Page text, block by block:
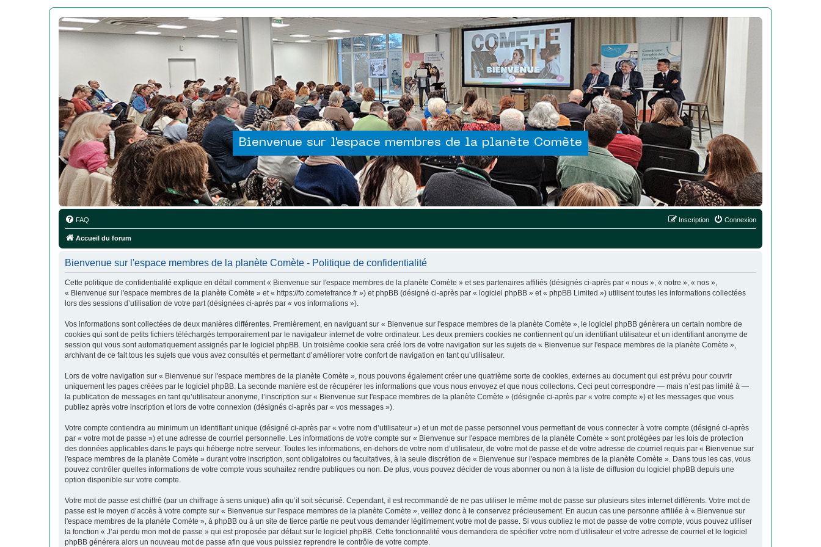
Bienvenue sur l'espace membres de la planète Comète
FAQ Connexion
Inscription
Accueil du forum
Bienvenue sur l'espace membres de la planète Comète - Politique de confidentialité
Cette politique de confidentialité explique en détail comment « Bienvenue sur l'espace membres de la planète Comète » et ses partenaires affiliés (désignés ci-après par « nous », « notre », « nos »,
« Bienvenue sur l'espace membres de la planète Comète » et « https://fo.cometefrance.fr ») et phpBB (désigné ci-après par « logiciel phpBB » et « phpBB Limited ») utilisent toutes les informations collectées
lors des sessions d’utilisation de votre part (désignées ci-après par « vos informations »).
Vos informations sont collectées de deux manières différentes. Premièrement, en naviguant sur « Bienvenue sur l'espace membres de la planète Comète », le logiciel phpBB génèrera un certain nombre de
cookies qui sont de petits fichiers téléchargés temporairement par le navigateur internet de votre ordinateur. Les deux premiers cookies ne contiennent qu’un identifiant utilisateur et un identifiant anonyme de
session qui vous sont automatiquement assignés par le logiciel phpBB. Un troisième cookie sera créé lors de votre navigation sur les sujets de « Bienvenue sur l'espace membres de la planète Comète »,
archivant de ce fait tous les sujets que vous avez consultés et permettant d’améliorer votre confort de navigation en tant qu’utilisateur.
Lors de votre navigation sur « Bienvenue sur l'espace membres de la planète Comète », nous pouvons également créer une quatrième sorte de cookies, externes au document qui est prévu pour couvrir
uniquement les pages créées par le logiciel phpBB. La seconde manière est de récupérer les informations que vous nous envoyez et que nous collectons. Ceci peut correspondre — mais n’est pas limité à —
la publication de messages en tant qu’utilisateur anonyme, l’inscription sur « Bienvenue sur l'espace membres de la planète Comète » (désignée ci-après par « votre compte ») et les messages que vous
publiez après votre inscription et lors de votre connexion (désignés ci-après par « vos messages »).
Votre compte contiendra au minimum un identifiant unique (désigné ci-après par « votre nom d’utilisateur ») et un mot de passe personnel vous permettant de vous connecter à votre compte (désigné ci-après
par « votre mot de passe ») et une adresse de courriel personnelle. Les informations de votre compte sur « Bienvenue sur l'espace membres de la planète Comète » sont protégées par les lois de protection
des données applicables dans le pays qui héberge notre serveur. Toutes les informations, en-dehors de votre nom d’utilisateur, de votre mot de passe et de votre adresse de courriel requis par « Bienvenue sur
l'espace membres de la planète Comète » durant votre inscription, sont obligatoires ou facultatives, à la seule discrétion de « Bienvenue sur l'espace membres de la planète Comète ». Dans tous les cas, vous
pouvez contrôler quelles informations de votre compte vous souhaitez rendre publiques ou non. De plus, vous pouvez décider de vous abonner ou non à la liste de diffusion du logiciel phpBB depuis une
option disponible sur votre compte.
Votre mot de passe est chiffré (par un chiffrage à sens unique) afin qu’il soit sécurisé. Cependant, il est recommandé de ne pas utiliser le même mot de passe sur plusieurs sites internet différents. Votre mot de
passe est le moyen d’accès à votre compte sur « Bienvenue sur l'espace membres de la planète Comète », veillez donc à le conservez précieusement. En aucun cas une personne affiliée à « Bienvenue sur
l'espace membres de la planète Comète », à phpBB ou à un site de tierce partie ne peut vous demander légitimement votre mot de passe. Si vous oubliez le mot de passe de votre compte, vous pouvez utiliser
la fonction « J’ai perdu mon mot de passe » qui est proposée par défaut sur le logiciel phpBB. Cette fonctionnalité vous demandera de spécifier votre nom d’utilisateur et votre adresse de courriel et le logiciel
phpBB générera alors un nouveau mot de passe afin que vous puissiez reprendre le contrôle de votre compte.